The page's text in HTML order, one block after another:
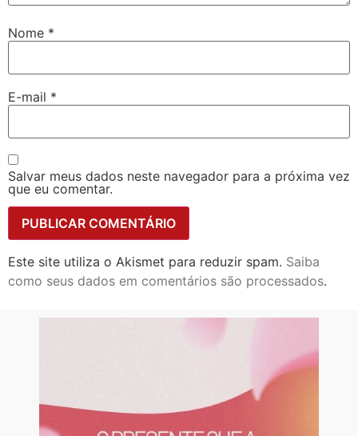
Nome *
E-mail *
Salvar meus dados neste navegador para a próxima vez
que eu comentar.
Este site utiliza o Akismet para reduzir spam. Saiba
como seus dados em comentários são processados.